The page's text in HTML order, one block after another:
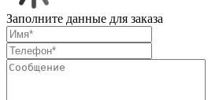
Заполните данные для заказа